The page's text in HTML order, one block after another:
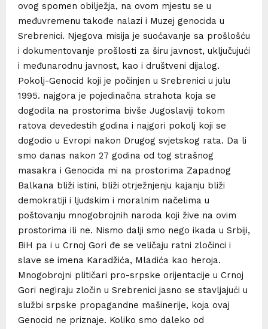
ovog spomen obilježja, na ovom mjestu se u
međuvremenu takođe nalazi i Muzej genocida u
Srebrenici. Njegova misija je suoćavanje sa prošlošću
i dokumentovanje prošlosti za širu javnost, uključujući
i međunarodnu javnost, kao i društveni dijalog.
Pokolj-Genocid koji je počinjen u Srebrenici u julu
1995. najgora je pojedinačna strahota koja se
dogodila na prostorima bivše Jugoslaviji tokom
ratova devedestih godina i najgori pokolj koji se
dogodio u Evropi nakon Drugog svjetskog rata. Da li
smo danas nakon 27 godina od tog strašnog
masakra i Genocida mi na prostorima Zapadnog
Balkana bliži istini, bliži otrježnjenju kajanju bliži
demokratiji i ljudskim i moralnim načelima u
poštovanju mnogobrojnih naroda koji žive na ovim
prostorima ili ne. Nismo dalji smo nego ikada u Srbiji,
BiH pa i u Crnoj Gori đe se veličaju ratni zločinci i
slave se imena Karadžića, Mladića kao heroja.
Mnogobrojni plitičari pro-srpske orijentacije u Crnoj
Gori negiraju zločin u Srebrenici jasno se stavljajući u
službi srpske propagandne mašinerije, koja ovaj
Genocid ne priznaje. Koliko smo daleko od